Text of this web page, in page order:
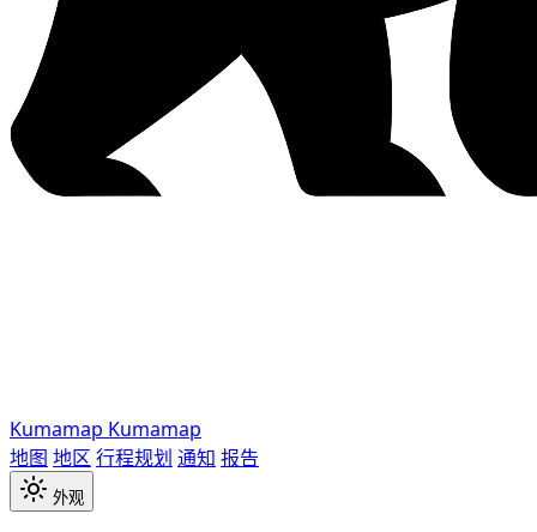
Kumamap Kumamap
地图 地区 行程规划 通知 报告
外观